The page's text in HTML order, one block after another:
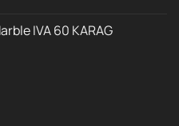
IVA 60 KARAG